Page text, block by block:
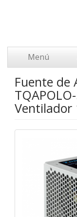
Menú
Fuente de
Ventilador